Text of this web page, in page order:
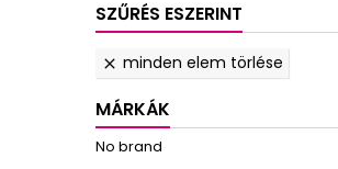
SZŰRÉS ESZERINT
 minden elem törlése
MÁRKÁK
No brand